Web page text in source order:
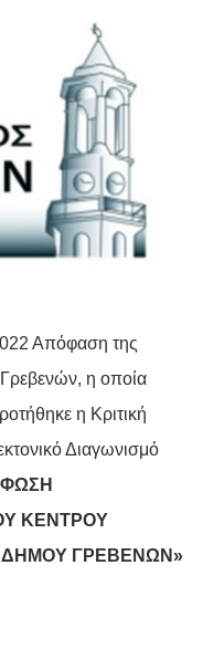
Απόφαση της
η οποία
η Κριτική
Διαγωνισμό
ΚΕΝΤΡΟΥ
ΔΗΜΟΥ ΓΡΕΒΕΝΩΝ»